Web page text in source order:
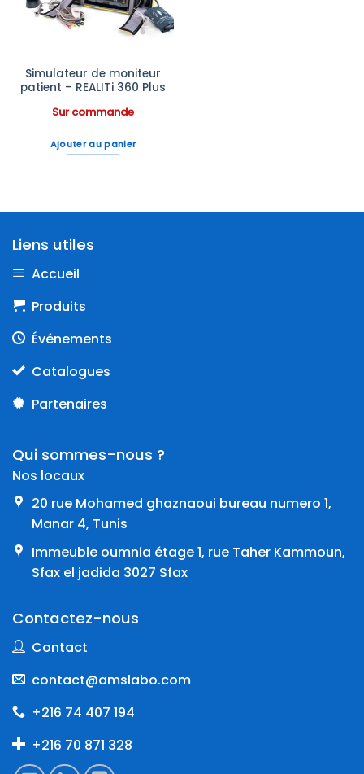
Simulateur de moniteur
patient – REALITi 360 Plus
Sur commande
Ajouter au panier
Liens utiles
Accueil
Produits
Événements
Catalogues
Partenaires
Qui sommes-nous ?
Nos locaux
20 rue Mohamed ghaznaoui bureau numero 1,
Manar 4, Tunis
Immeuble oumnia étage 1, rue Taher Kammoun,
Sfax el jadida 3027 Sfax
Contactez-nous
Contact
contact@amslabo.com
+216 74 407 194
+216 70 871 328